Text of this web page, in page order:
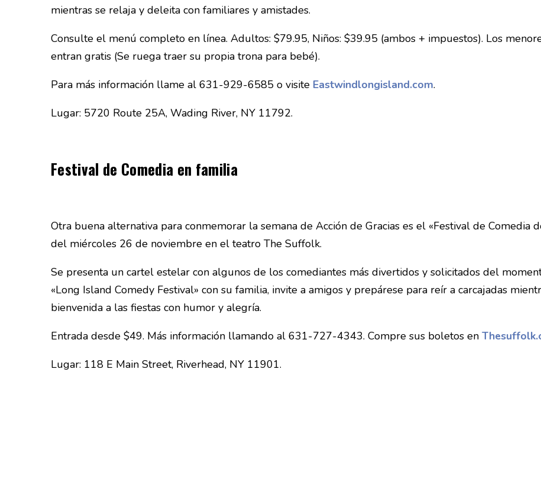
mientras se relaja y deleita con familiares y amistades.
Consulte el menú completo en línea. Adultos: $79.95, Niños: $39.95 (ambos + impuestos). Los
entran gratis (Se ruega traer su propia trona para bebé).
Para más información llame al 631-929-6585 o visite Eastwindlongisland.com.
Lugar: 5720 Route 25A, Wading River, NY 11792.
Festival de Comedia en familia
Otra buena alternativa para conmemorar la semana de Acción de Gracias es el «Festival de Comedia
del miércoles 26 de noviembre en el teatro The Suffolk.
Se presenta un cartel estelar con algunos de los comediantes más divertidos y solicitados del
«Long Island Comedy Festival» con su familia, invite a amigos y prepárese para reír a carcajadas
bienvenida a las fiestas con humor y alegría.
Entrada desde $49. Más información llamando al 631-727-4343. Compre sus boletos en
Lugar: 118 E Main Street, Riverhead, NY 11901.